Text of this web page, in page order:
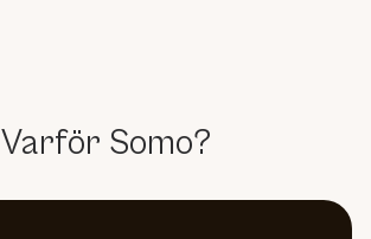
Varför Somo?